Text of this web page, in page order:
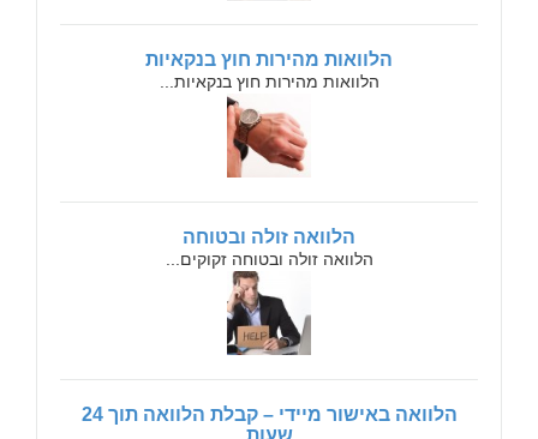
הלוואות מהירות חוץ בנקאיות
הלוואות מהירות חוץ בנקאיות...
הלוואה זולה ובטוחה
הלוואה זולה ובטוחה זקוקים...
הלוואה באישור מיידי – קבלת הלוואה תוך 24
שעות